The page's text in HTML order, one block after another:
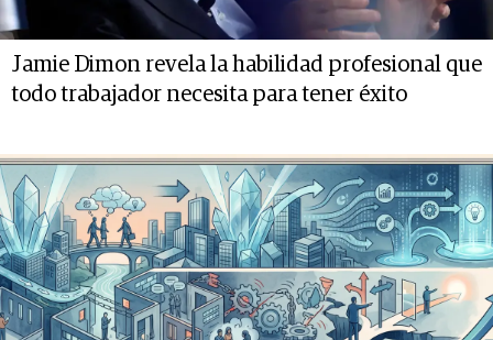
Jamie Dimon revela la habilidad profesional que
todo trabajador necesita para tener éxito